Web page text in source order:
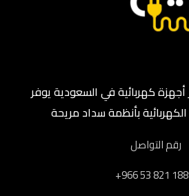
أجهزة كهربائية في السعودية يوفر
بأنظمة سداد مريحة
رقم التواصل
‎+966 53 821